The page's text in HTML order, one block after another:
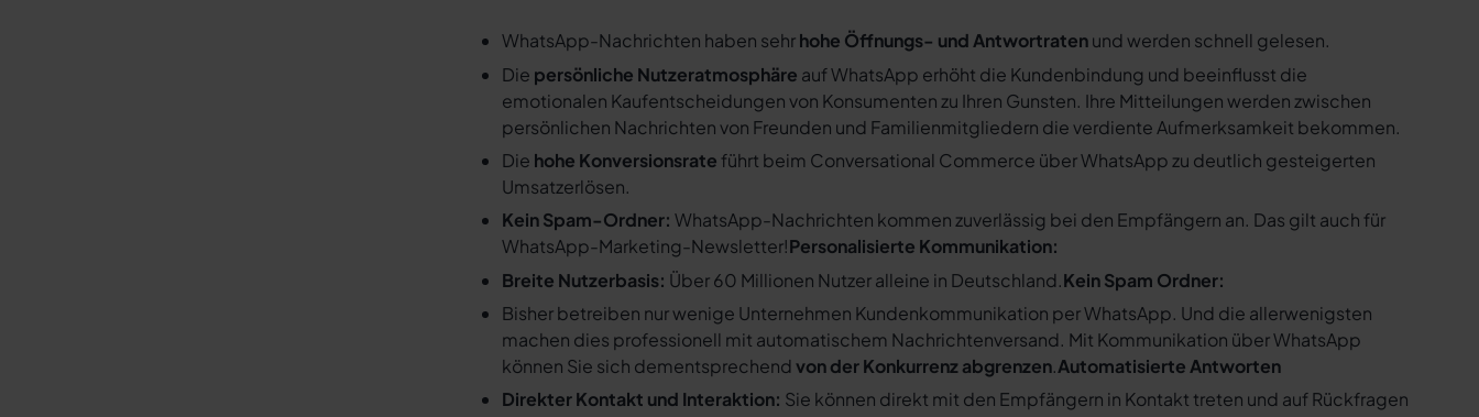
WhatsApp-Nachrichten haben sehrhohe Öffnungs- und Antwortratenund werden schnell gelesen.
Die persönliche Nutzeratmosphäre auf WhatsApp erhöht die Kundenbindung und beeinflusst die
emotionalen Kaufentscheidungen von Konsumenten zu Ihren Gunsten. Ihre Mitteilungen werden zwischen
persönlichen Nachrichten von Freunden und Familienmitgliedern die verdiente Aufmerksamkeit bekommen.
Die hohe Konversionsrate führt beim Conversational Commerce über WhatsApp zu deutlich gesteigerten
Umsatzerlösen.
Kein Spam-Ordner: WhatsApp-Nachrichten kommen zuverlässig bei den Empfängern an. Das gilt auch für
WhatsApp-Marketing-Newsletter!Personalisierte Kommunikation:
Breite Nutzerbasis: Über 60 Millionen Nutzer alleine in Deutschland.Kein Spam Ordner:
Bisher betreiben nur wenige Unternehmen Kundenkommunikation per WhatsApp. Und die allerwenigsten
machen dies professionell mit automatischem Nachrichtenversand. Mit Kommunikation über WhatsApp
können Sie sich dementsprechendvon der Konkurrenz abgrenzen.Automatisierte Antworten
Direkter Kontakt und Interaktion: Sie können direkt mit den Empfängern in Kontakt treten und auf Rückfragen